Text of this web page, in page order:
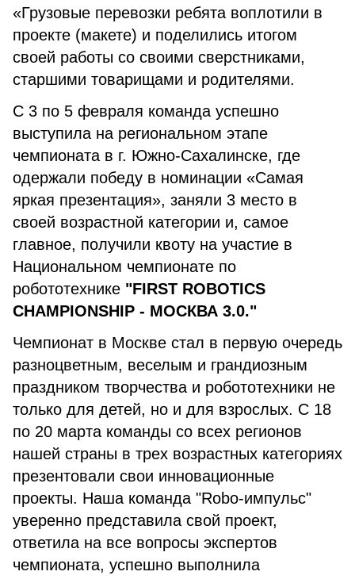
«Грузовые перевозки ребята воплотили в
проекте (макете) и поделились итогом
своей работы со своими сверстниками,
старшими товарищами и родителями.
С 3 по 5 февраля команда успешно
выступила на региональном этапе
чемпионата в г. Южно-Сахалинске, где
одержали победу в номинации «Самая
яркая презентация», заняли 3 место в
своей возрастной категории и, самое
главное, получили квоту на участие в
Национальном чемпионате по
робототехнике "FIRST ROBOTICS
CHAMPIONSHIP - МОСКВА 3.0."
Чемпионат в Москве стал в первую очередь
разноцветным, веселым и грандиозным
праздником творчества и робототехники не
только для детей, но и для взрослых. С 18
по 20 марта команды со всех регионов
нашей страны в трех возрастных категориях
презентовали свои инновационные
проекты. Наша команда "Robo-импульс"
уверенно представила свой проект,
ответила на все вопросы экспертов
чемпионата, успешно выполнила